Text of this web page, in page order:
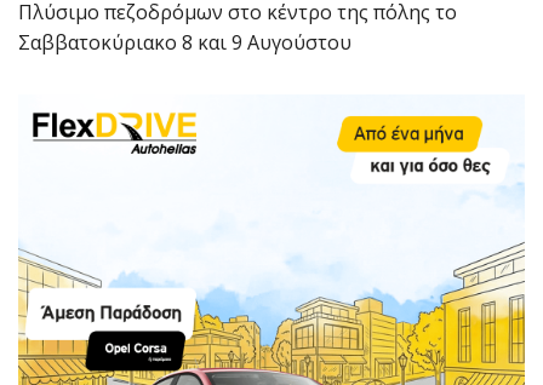
Πλύσιμο πεζοδρόμων στο κέντρο της πόλης το
Σαββατοκύριακο 8 και 9 Αυγούστου